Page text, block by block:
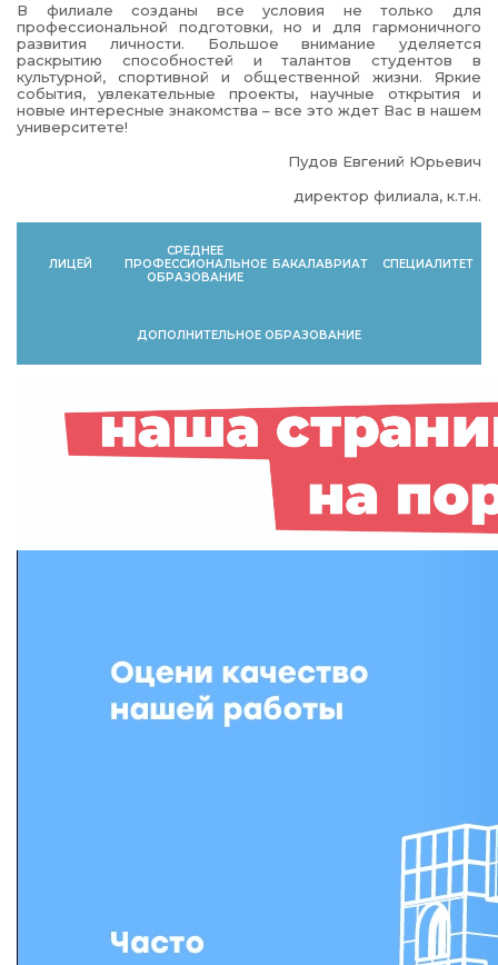
В филиале созданы все условия не только для
профессиональной подготовки, но и для гармоничного
развития личности. Большое внимание уделяется
раскрытию способностей и талантов студентов в
культурной, спортивной и общественной жизни. Яркие
события, увлекательные проекты, научные открытия и
новые интересные знакомства – все это ждет Вас в нашем
университете!
Пудов Евгений Юрьевич
директор филиала, к.т.н.
ЛИЦЕЙ
СРЕДНЕЕ
ПРОФЕССИОНАЛЬНОЕ
ОБРАЗОВАНИЕ
БАКАЛАВРИАТ СПЕЦИАЛИТЕТ
ДОПОЛНИТЕЛЬНОЕ ОБРАЗОВАНИЕ